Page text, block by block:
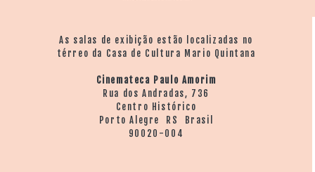
As salas de exibição estão localizadas no
térreo da Casa de Cultura Mario Quintana
Cinemateca Paulo Amorim
Rua dos Andradas, 736
Centro Histórico
Porto Alegre RS Brasil
90020-004